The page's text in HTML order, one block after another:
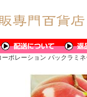
ポレーション パックラミ